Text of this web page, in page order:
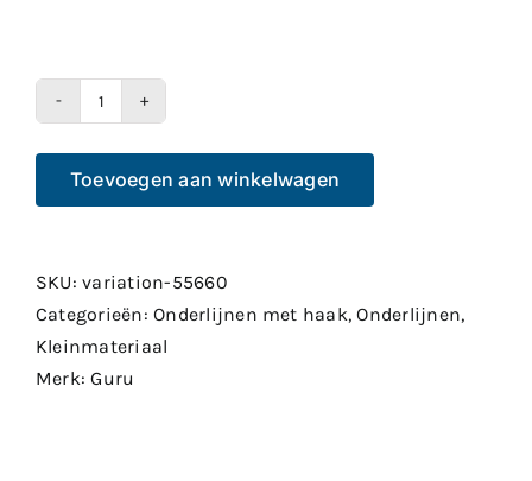
Super
LWG
Ready
15cm
(weerhaakloos)
aantal
Toevoegen aan winkelwagen
SKU:variation-55660
Categorieën:Onderlijnen met haak,Onderlijnen,
Kleinmateriaal
Merk:Guru